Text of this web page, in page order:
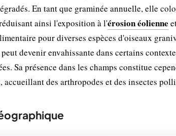
En tant que graminée annuelle, elle
ainsi l'exposition à l'érosion éolienne
pour diverses espèces d'oiseaux
peut devenir envahissante dans certains
Sa présence dans les champs constitue
accueillant des arthropodes et des insectes